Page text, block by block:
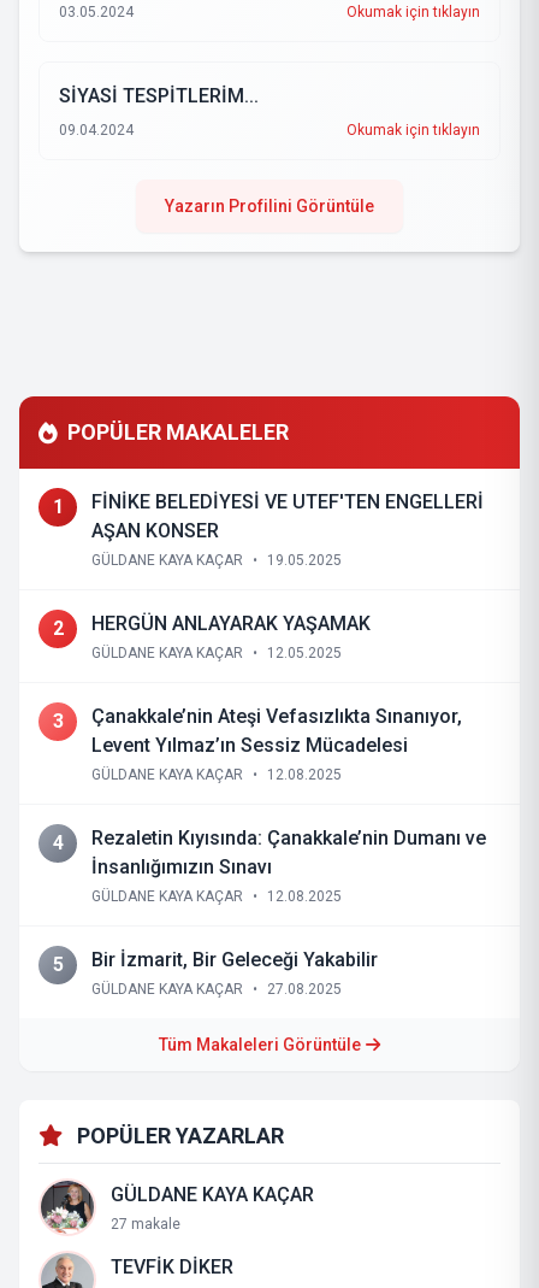
03.05.2024 Okumak için tıklayın
SİYASİ TESPİTLERİM...
09.04.2024 Okumak için tıklayın
Yazarın Profilini Görüntüle
POPÜLER MAKALELER
1
FİNİKE BELEDİYESİ VE UTEF'TEN ENGELLERİ
AŞAN KONSER
GÜLDANE KAYA KAÇAR • 19.05.2025
2 HERGÜN ANLAYARAK YAŞAMAK
GÜLDANE KAYA KAÇAR • 12.05.2025
3
Çanakkale’nin Ateşi Vefasızlıkta Sınanıyor,
Levent Yılmaz’ın Sessiz Mücadelesi
GÜLDANE KAYA KAÇAR • 12.08.2025
4
Rezaletin Kıyısında: Çanakkale’nin Dumanı ve
İnsanlığımızın Sınavı
GÜLDANE KAYA KAÇAR • 12.08.2025
5 Bir İzmarit, Bir Geleceği Yakabilir
GÜLDANE KAYA KAÇAR • 27.08.2025
Tüm Makaleleri Görüntüle
POPÜLER YAZARLAR
GÜLDANE KAYA KAÇAR
27 makale
TEVFİK DİKER